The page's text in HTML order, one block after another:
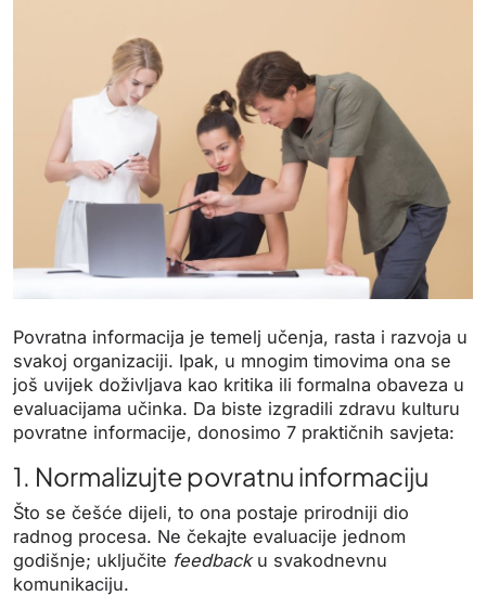
Povratna informacija je temelj učenja, rasta i razvoja u
svakoj organizaciji. Ipak, u mnogim timovima ona se
još uvijek doživljava kao kritika ili formalna obaveza u
evaluacijama učinka. Da biste izgradili zdravu kulturu
povratne informacije, donosimo 7 praktičnih savjeta:
1. Normalizujte povratnu informaciju
Što se češće dijeli, to ona postaje prirodniji dio
radnog procesa. Ne čekajte evaluacije jednom
godišnje; uključite feedback u svakodnevnu
komunikaciju.